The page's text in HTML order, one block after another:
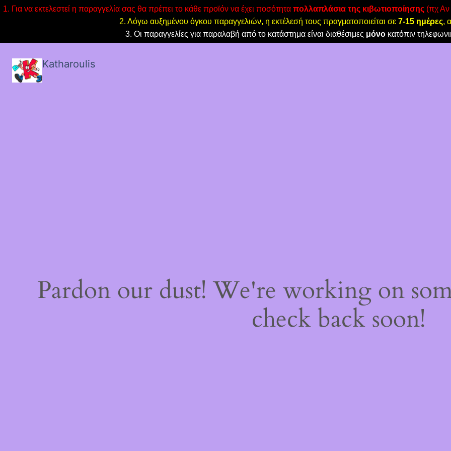
1. Για να εκτελεστεί η παραγγελία σας θα πρέπει το κάθε προϊόν να έχει ποσότητα πολλαπλάσια της κιβωτιοποίησης(πχ Αν
2. Λόγω αυξημένου όγκου παραγγελιών, η εκτέλεσή τους πραγματοποιείται σε 7-15 ημέρες,
3. Οι παραγγελίες για παραλαβή από το κατάστημα είναι διαθέσιμες μόνο κατόπιν
Katharoulis
Pardon our dust! We're working on
check back soon!